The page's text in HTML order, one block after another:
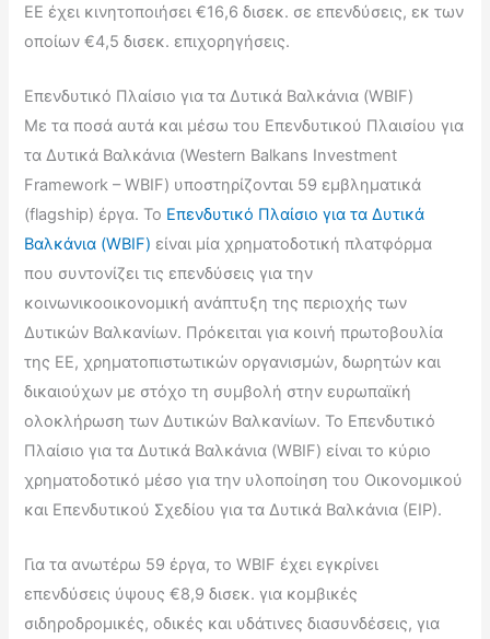
ΕΕ έχει κινητοποιήσει €16,6 δισεκ. σε επενδύσεις, εκ των
οποίων €4,5 δισεκ. επιχορηγήσεις.
Επενδυτικό Πλαίσιο για τα Δυτικά Βαλκάνια (WBIF)
Με τα ποσά αυτά και μέσω του Επενδυτικού Πλαισίου για
τα Δυτικά Βαλκάνια (Western Balkans Investment
Framework – WBIF) υποστηρίζονται 59 εμβληματικά
(flagship) έργα. Το Επενδυτικό Πλαίσιο για τα Δυτικά
Βαλκάνια (WBIF) είναι μία χρηματοδοτική πλατφόρμα
που συντονίζει τις επενδύσεις για την
κοινωνικοοικονομική ανάπτυξη της περιοχής των
Δυτικών Βαλκανίων. Πρόκειται για κοινή πρωτοβουλία
της ΕΕ, χρηματοπιστωτικών οργανισμών, δωρητών και
δικαιούχων με στόχο τη συμβολή στην ευρωπαϊκή
ολοκλήρωση των Δυτικών Βαλκανίων. Το Επενδυτικό
Πλαίσιο για τα Δυτικά Βαλκάνια (WBIF) είναι το κύριο
χρηματοδοτικό μέσο για την υλοποίηση του Οικονομικού
και Επενδυτικού Σχεδίου για τα Δυτικά Βαλκάνια (ΕΙΡ).
Για τα ανωτέρω 59 έργα, το WBIF έχει εγκρίνει
επενδύσεις ύψους €8,9 δισεκ. για κομβικές
σιδηροδρομικές, οδικές και υδάτινες διασυνδέσεις, για